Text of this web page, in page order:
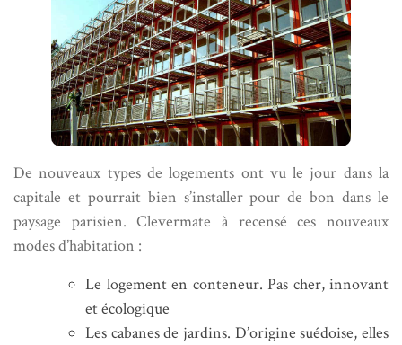
De nouveaux types de logements ont vu le jour dans la
capitale et pourrait bien s’installer pour de bon dans le
paysage parisien. Clevermate à recensé ces nouveaux
modes d’habitation :
Le logement en conteneur. Pas cher, innovant
et écologique
Les cabanes de jardins. D’origine suédoise, elles